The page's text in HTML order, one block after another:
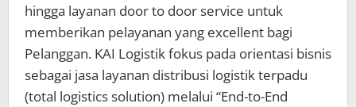
hingga layanan door to door service untuk
memberikan pelayanan yang excellent bagi
Pelanggan. KAI Logistik fokus pada orientasi bisnis
sebagai jasa layanan distribusi logistik terpadu
(total logistics solution) melalui “End-to-End